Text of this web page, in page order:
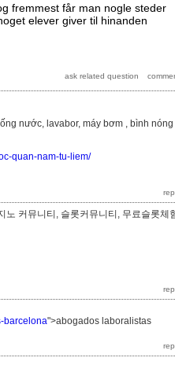
fremmest får man nogle steder
elever giver til hinanden
nước, lavabor, máy bơm , bình nóng
quan-nam-tu-liem/
노 커뮤니티, 슬롯커뮤니티, 무료슬롯체
barcelona">abogados laboralistas